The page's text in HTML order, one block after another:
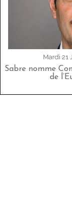
Mardi 21
Sabre nomme
de